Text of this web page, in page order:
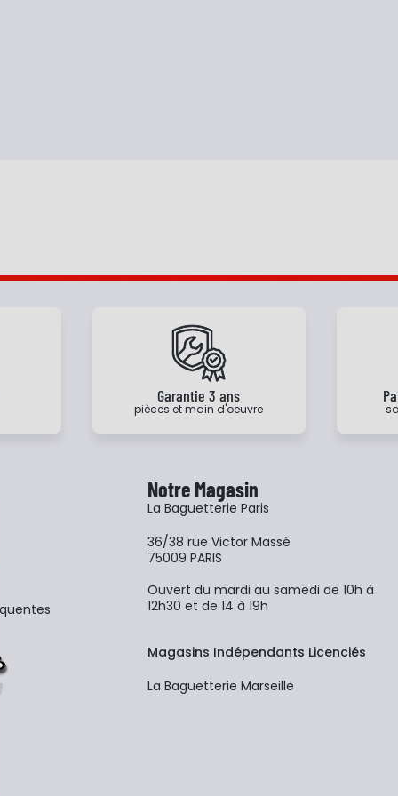
Garantie 3 ans
pièces et main d'oeuvre
Notre Magasin
La Baguetterie Paris
36/38 rue Victor Massé
75009 PARIS
Ouvert du mardi au samedi de 10h à
12h30 et de 14 à 19h
Magasins Indépendants Licenciés
La Baguetterie Marseille